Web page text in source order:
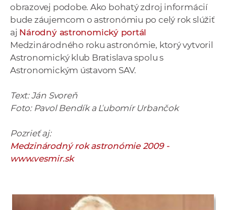
obrazovej podobe. Ako bohatý zdroj informácií
bude záujemcom o astronómiu po celý rok slúžiť
aj Národný astronomický portál
Medzinárodného roku astronómie, ktorý vytvoril
Astronomický klub Bratislava spolu s
Astronomickým ústavom SAV.
Text: Ján Svoreň
Foto: Pavol Bendík a Ľubomír Urbančok
Pozrieť aj:
Medzinárodný rok astronómie 2009 -
www.vesmir.sk